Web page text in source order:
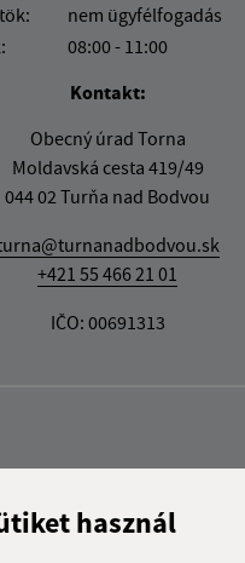
használ
nem ügyfélfogadás
08:00 - 11:00
Kontakt:
Obecný úrad Torna
Moldavská cesta 419/49
044 02 Turňa nad Bodvou
+421 55 466 21 01
IČO: 00691313